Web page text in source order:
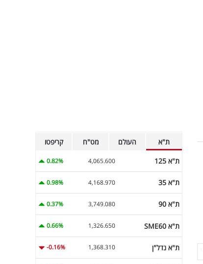
ת"א העולם מט"ח קריפטו
ת"א 125 4,065.600
0.82%
ת"א 35 4,168.970
0.98%
ת"א 90 3,749.080
0.37%
ת"א SME60 1,326.650
0.66%
ת"א נדל"ן 1,368.310
-0.16%